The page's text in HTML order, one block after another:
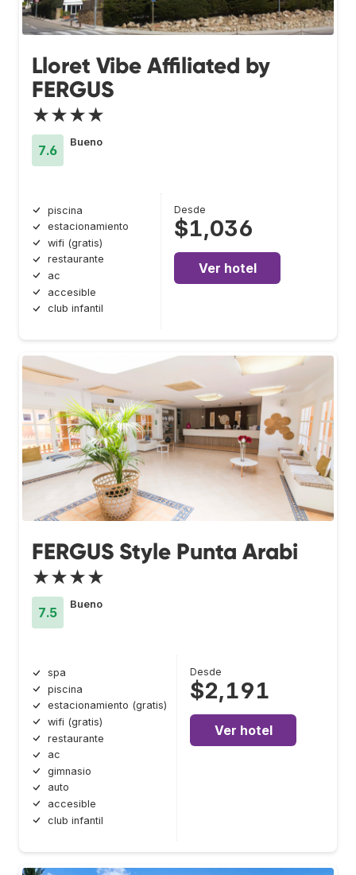
Lloret Vibe Affiliated by
FERGUS
★★★★
7.6
Bueno
piscina
estacionamiento
wifi (gratis)
restaurante
ac
accesible
club infantil
Desde
$1,036
Ver hotel
FERGUS Style Punta Arabi
★★★★
7.5
Bueno
spa
piscina
estacionamiento (gratis)
wifi (gratis)
restaurante
ac
gimnasio
auto
accesible
club infantil
Desde
$2,191
Ver hotel